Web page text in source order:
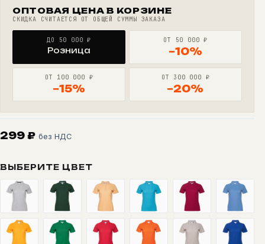
ОПТОВАЯ ЦЕНА В КОРЗИНЕ
СКИДКА СЧИТАЕТСЯ ОТ ОБЩЕЙ СУММЫ ЗАКАЗА
ДО 50 000 ₽
Розница
ОТ 50 000 ₽
−10%
ОТ 100 000 ₽
−15%
ОТ 300 000 ₽
−20%
299 ₽ без НДС
ВЫБЕРИТЕ ЦВЕТ